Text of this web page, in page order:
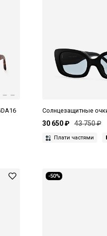
Солнцезащитные
30 650 ₽ 43 750 ₽
Плати частями
-50%